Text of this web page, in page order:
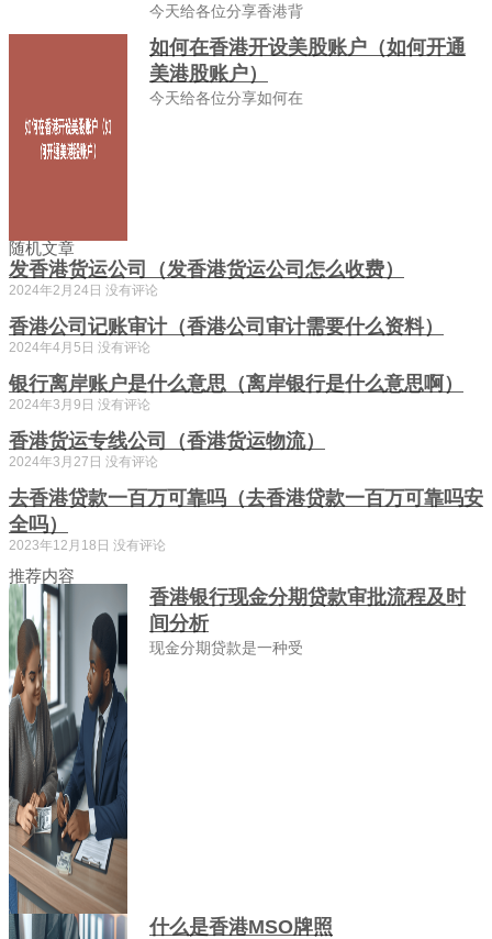
今天给各位分享香港背
如何在香港开设美股账户（如何开通
美港股账户）
今天给各位分享如何在
随机文章
发香港货运公司（发香港货运公司怎么收费）
2024年2月24日 没有评论
香港公司记账审计（香港公司审计需要什么资料）
2024年4月5日 没有评论
银行离岸账户是什么意思（离岸银行是什么意思啊）
2024年3月9日 没有评论
香港货运专线公司（香港货运物流）
2024年3月27日 没有评论
去香港贷款一百万可靠吗（去香港贷款一百万可靠吗安
全吗）
2023年12月18日 没有评论
推荐内容
香港银行现金分期贷款审批流程及时
间分析
现金分期贷款是一种受
什么是香港MSO牌照